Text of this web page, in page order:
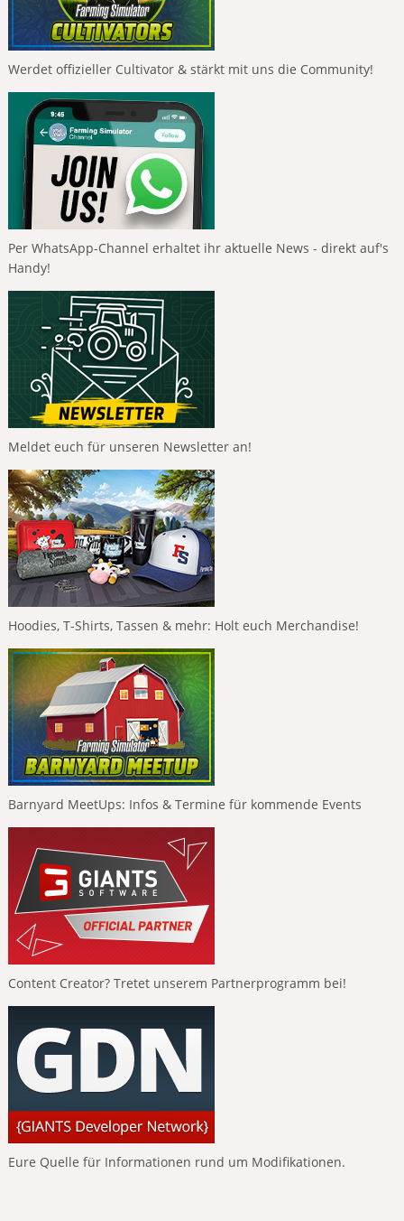
Werdet offizieller Cultivator & stärkt mit uns die Community!
Per WhatsApp-Channel erhaltet ihr aktuelle News - direkt auf's
Handy!
Meldet euch für unseren Newsletter an!
Hoodies, T-Shirts, Tassen & mehr: Holt euch Merchandise!
Barnyard MeetUps: Infos & Termine für kommende Events
Content Creator? Tretet unserem Partnerprogramm bei!
Eure Quelle für Informationen rund um Modifikationen.